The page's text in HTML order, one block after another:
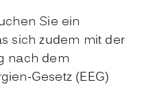
Sie ein
sich zudem mit der
nach dem
Gesetz (EEG)